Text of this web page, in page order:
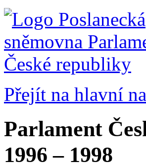
Přejít na hlavní
Parlament
1996 – 1998